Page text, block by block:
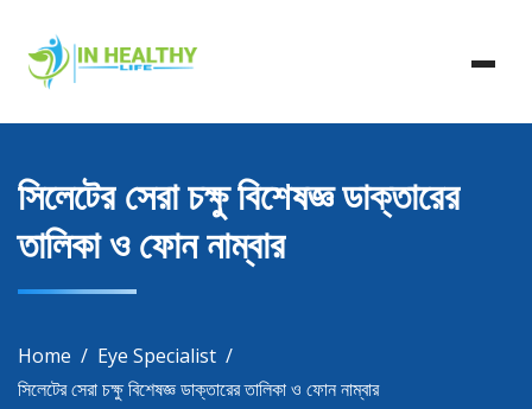
content
In Healthy Life
In Healthy Life, Healthy Life, Health Life, Doctor List,
Doctor Listing
সিলেটের সেরা চক্ষু বিশেষজ্ঞ ডাক্তারের
তালিকা ও ফোন নাম্বার
Home
Eye Specialist
সিলেটের সেরা চক্ষু বিশেষজ্ঞ ডাক্তারের তালিকা ও ফোন নাম্বার